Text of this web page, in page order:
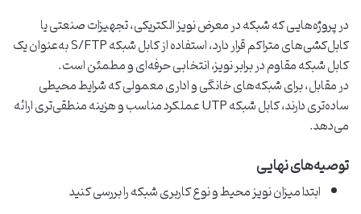
در پروژه‌هایی که شبکه در معرض نویز الکتریکی، تجهیزات صنعتی یا
کابل‌کشی‌های متراکم قرار دارد، استفاده از کابل شبکه S/FTP به‌عنوان یک
کابل شبکه مقاوم در برابر نویز، انتخابی حرفه‌ای و مطمئن است.
در مقابل، برای شبکه‌های خانگی و اداری معمولی که شرایط محیطی
ساده‌تری دارند، کابل شبکه UTP عملکرد مناسب و هزینه منطقی‌تری ارائه
می‌دهد.
توصیه‌های نهایی
ابتدا میزان نویز محیط و نوع کاربری شبکه را بررسی کنید